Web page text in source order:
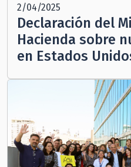
2/04/2025
Declaración del
Hacienda sobre
en Estados